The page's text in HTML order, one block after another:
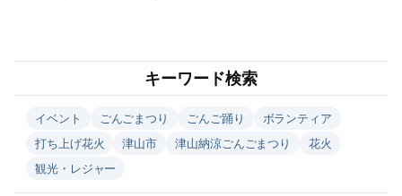
キーワード検索
イベント ごんごまつり ごんご踊り
ボランティア
打ち上げ花火
津山市 津山納涼ごんごまつり
花火
観光・レジャー